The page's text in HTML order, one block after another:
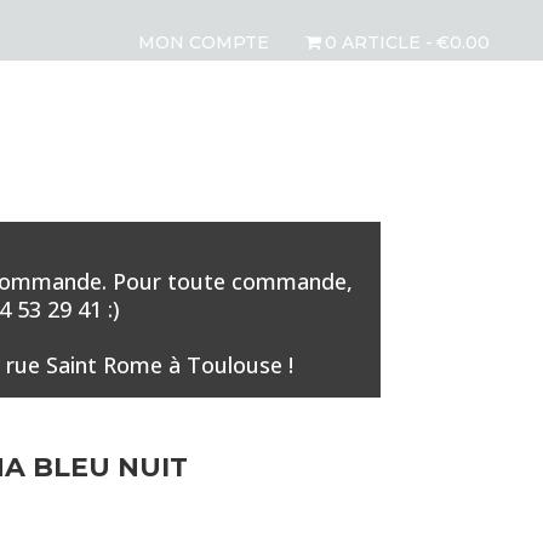
MON COMPTE 0 ARTICLE €0.00
Pour toute commande,
53 29 41 :)
Saint Rome à Toulouse !
BLEU NUIT